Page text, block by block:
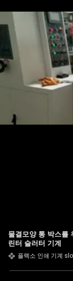
물결모양 통 박스를
린터 슬러터 기계
플렉소 인쇄 기계